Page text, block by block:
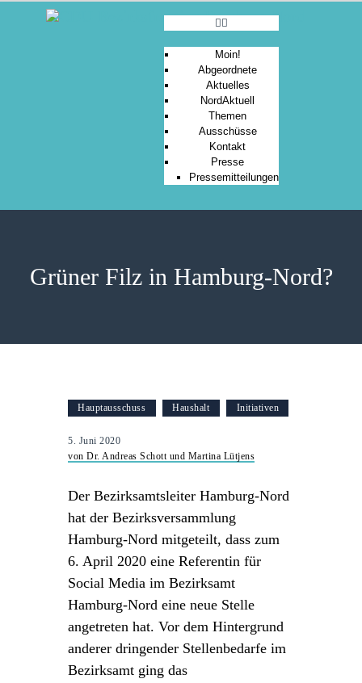
Moin!
Abgeordnete
Aktuelles
NordAktuell
Themen
Ausschüsse
Kontakt
Presse
Pressemitteilungen
Grüner Filz in Hamburg-Nord?
Hauptausschuss Haushalt Initiativen
5. Juni 2020
von Dr. Andreas Schott und Martina Lütjens
Der Bezirksamtsleiter Hamburg-Nord
hat der Bezirksversammlung
Hamburg-Nord mitgeteilt, dass zum
6. April 2020 eine Referentin für
Social Media im Bezirksamt
Hamburg-Nord eine neue Stelle
angetreten hat. Vor dem Hintergrund
anderer dringender Stellenbedarfe im
Bezirksamt ging das